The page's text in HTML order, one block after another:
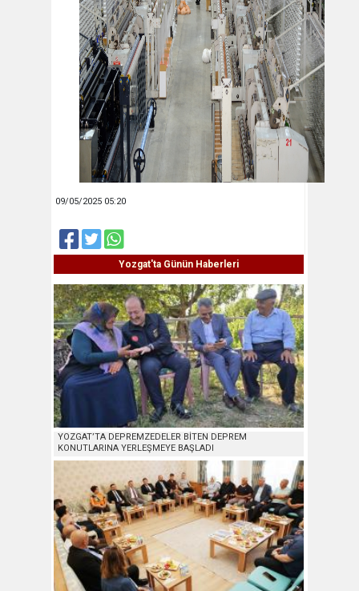
09/05/2025 05:20
Yozgat'ta Günün Haberleri
YOZGAT’TA DEPREMZEDELER BİTEN DEPREM
KONUTLARINA YERLEŞMEYE BAŞLADI